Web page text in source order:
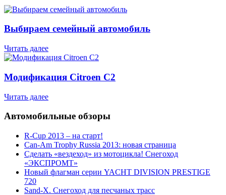
Выбираем семейный автомобиль
Читать далее
Модификация Citroen С2
Читать далее
Автомобильные обзоры
R-Cup 2013 – на старт!
Can-Am Trophy Russia 2013: новая страница
Сделать «вездеход» из мотоцикла! Снегоход
«ЭКСПРОМТ»
Новый флагман серии YACHT DIVISION PRESTIGE
720
Sand-X. Снегоход для песчаных трасс